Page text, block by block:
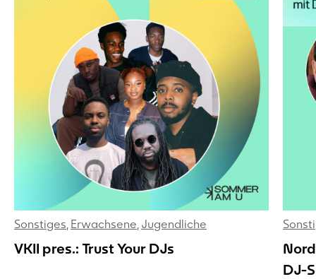
Sonstiges Erwachsene Jugendliche
VKII pres.: Trust Your DJs
DJ-